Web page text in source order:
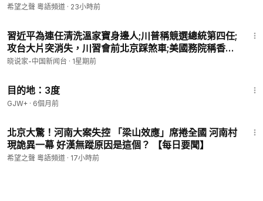
希望之聲 粵語頻道 · 23小時前
習近平為連任清洗溫家寶身邊人;川普稱競選總統第四任;
攻台大片突消失，川習會前北京踩煞車;美國務院稱香港
特殊經貿地位未恢復!
晓说家-中国新闻台 · 1星期前
目的地：3度
GJW+ · 6個月前
北京大驚！河南大案失控 「梁山效應」席捲全國 河南村
現詭異一幕 好漢無蹤原因是這個？ 【每日要聞】
希望之聲 粵語頻道 · 17小時前